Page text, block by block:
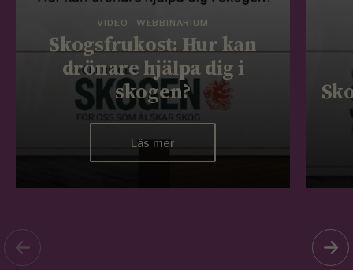
VIDEO - WEBBINARIUM
Skogsfrukost: Hur kan
drönare hjälpa dig i
skogen?
Läs mer